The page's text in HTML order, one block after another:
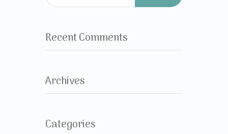
Recent Comments
Archives
Categories